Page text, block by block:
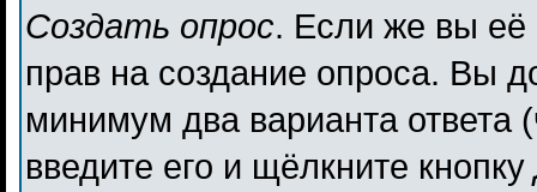
Создать опрос. Если же вы её
прав на создание опроса. Вы
минимум два варианта ответа
введите его и щёлкните кнопку